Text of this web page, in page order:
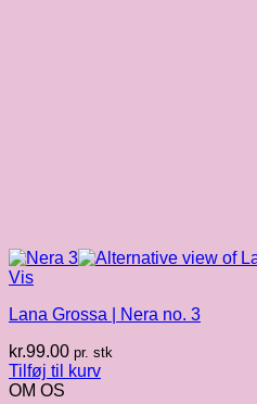
Vis
Lana Grossa | Nera no. 3
kr.99.00 pr. stk
Tilføj til kurv
OM OS